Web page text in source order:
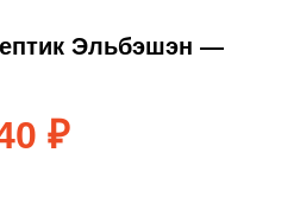
Эльбэшэн —
₽